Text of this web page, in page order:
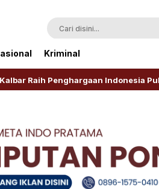
Kriminal
Indonesia Public Relations